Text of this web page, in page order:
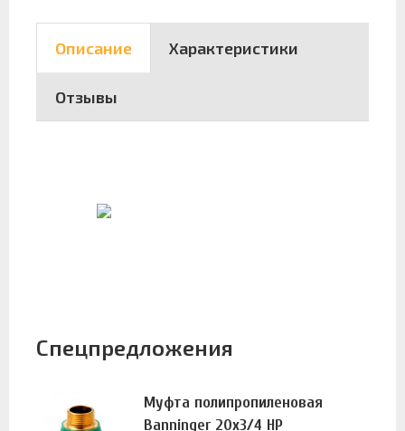
Описание Характеристики
Отзывы
Спецпредложения
Муфта полипропиленовая
Banninger 20х3/4 НР